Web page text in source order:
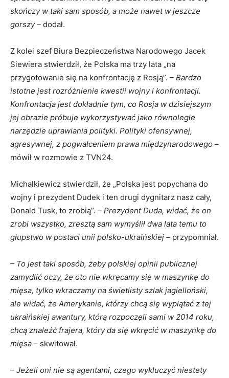
skończy w taki sam sposób, a może nawet w jeszcze
gorszy – dodał.
Z kolei szef Biura Bezpieczeństwa Narodowego Jacek
Siewiera stwierdził, że Polska ma trzy lata „na
przygotowanie się na konfrontację z Rosją”. – Bardzo
istotne jest rozróżnienie kwestii wojny i konfrontacji.
Konfrontacja jest dokładnie tym, co Rosja w dzisiejszym
jej obrazie próbuje wykorzystywać jako równoległe
narzędzie uprawiania polityki. Polityki ofensywnej,
agresywnej, z pogwałceniem prawa międzynarodowego –
mówił w rozmowie z TVN24.
Michalkiewicz stwierdził, że „Polska jest popychana do
wojny i prezydent Dudek i ten drugi dygnitarz nasz cały,
Donald Tusk, to zrobią”. – Prezydent Duda, widać, że on
zrobi wszystko, zresztą sam wymyślił dwa lata temu to
głupstwo w postaci unii polsko-ukraińskiej – przypomniał.
– To jest taki sposób, żeby polskiej opinii publicznej
zamydlić oczy, że oto nie wkręcamy się w maszynkę do
mięsa, tylko wkraczamy na świetlisty szlak jagielloński,
ale widać, że Amerykanie, którzy chcą się wyplątać z tej
ukraińskiej awantury, którą rozpoczęli sami w 2014 roku,
chcą znaleźć frajera, który da się wkręcić w maszynkę do
mięsa – skwitował.
– Jeżeli oni nie są agentami, czego wykluczyć niestety